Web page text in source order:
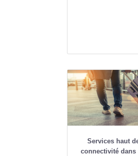
Services haut
connectivité dans